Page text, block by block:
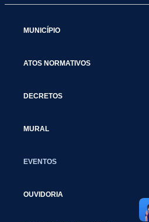
MUNICÍPIO
ATOS NORMATIVOS
DECRETOS
MURAL
EVENTOS
OUVIDORIA